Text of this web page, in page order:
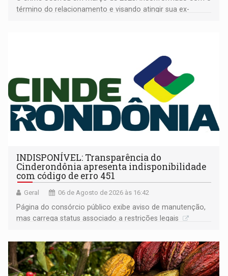
término do relacionamento e visando atingir sua ex-
INDISPONÍVEL: Transparência do
Cinderondônia apresenta indisponibilidade
com código de erro 451
Geral 06 de Agosto de 2026 às 16:42
Página do consórcio público exibe aviso de manutenção,
mas carrega status associado a restrições legais